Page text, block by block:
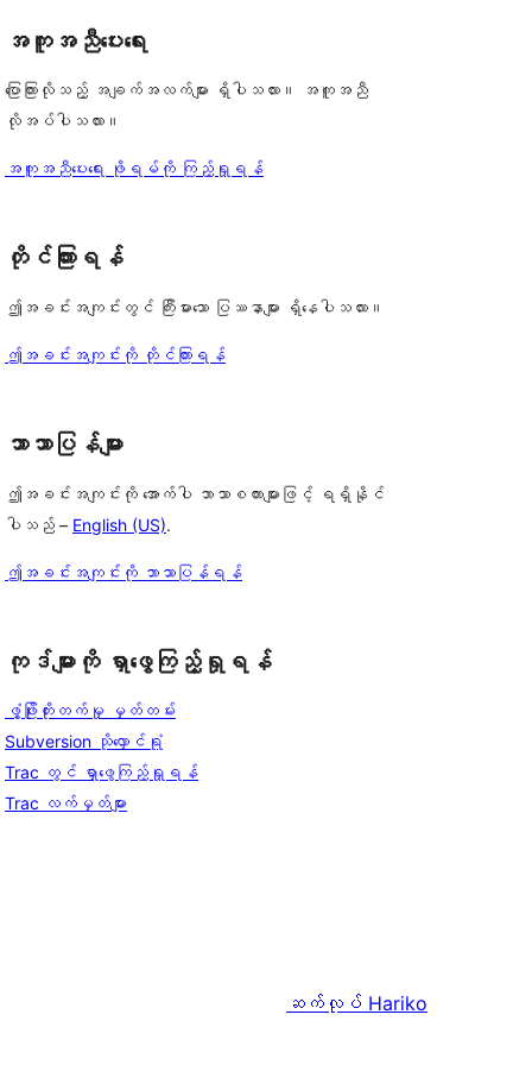
အကူအညီပေးရေး
ပြောကြားလိုသည့် အချက်အလက်များ ရှိပါသလား။ အကူအညီ
လိုအပ်ပါသလား။
အကူအညီပေးရေး ဖိုရမ်ကို ကြည့်ရှုရန်
တိုင်ကြားရန်
ဤအခင်းအကျင်းတွင် ကြီးမားသော ပြဿနာများ ရှိနေပါသလား။
ဤအခင်းအကျင်းကို တိုင်ကြားရန်
ဘာသာပြန်များ
ဤအခင်းအကျင်းကို အောက်ပါ ဘာသာစကားများဖြင့် ရရှိနိုင်
ပါသည် – English (US).
ဤအခင်းအကျင်းကို ဘာသာပြန်ရန်
ကုဒ်များကို ရှာဖွေကြည့်ရှုရန်
ဖွံ့ဖြိုးတိုးတက်မှု မှတ်တမ်း
Subversion သိုလှောင်ရုံ
Trac တွင် ရှာဖွေကြည့်ရှုရန်
Trac လက်မှတ်များ
ဆက်လုပ် Hariko